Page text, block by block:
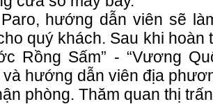
hướng dẫn viên sẽ
quý khách. Sau khi hoàn
Rồng Sấm” - “Vương
và hướng dẫn viên địa
phòng. Thăm quan thị